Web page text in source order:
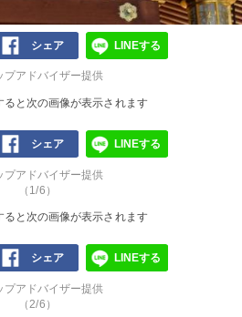
シェア LINEする
プアドバイザー提供
と次の画像が表示されます
シェア LINEする
プアドバイザー提供
（1/6）
と次の画像が表示されます
シェア LINEする
プアドバイザー提供
（2/6）